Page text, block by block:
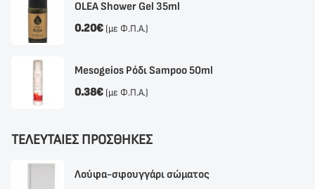
OLEA Shower Gel 35ml
0.20€ (με Φ.Π.Α.)
Mesogeios Ρόδι Sampoo 50ml
0.38€ (με Φ.Π.Α.)
ΤΕΛΕΥΤΑΙΕΣ ΠΡΟΣΘΗΚΕΣ
Λούφα-σφουγγάρι σώματος